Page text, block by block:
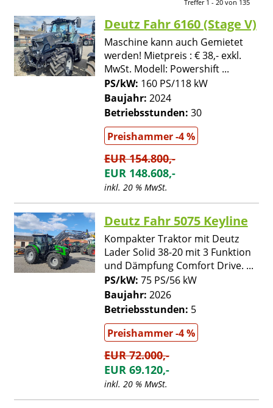
Treffer 1 - 20 von 135
Deutz Fahr 6160 (Stage V)
Maschine kann auch Gemietet
werden! Mietpreis : € 38,- exkl.
MwSt. Modell: Powershift ...
PS/kW: 160 PS/118 kW
Baujahr: 2024
Betriebsstunden: 30
Preishammer -4 %
EUR 154.800,-
EUR 148.608,-
inkl. 20 % MwSt.
Deutz Fahr 5075 Keyline
Kompakter Traktor mit Deutz
Lader Solid 38-20 mit 3 Funktion
und Dämpfung Comfort Drive. ...
PS/kW: 75 PS/56 kW
Baujahr: 2026
Betriebsstunden: 5
Preishammer -4 %
EUR 72.000,-
EUR 69.120,-
inkl. 20 % MwSt.